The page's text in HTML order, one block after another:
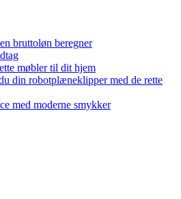
bruttoløn beregner
møbler til dit hjem
din robotplæneklipper med de rette
med moderne smykker